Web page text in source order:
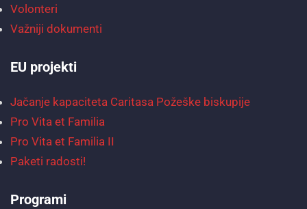
Volonteri
Važniji dokumenti
EU projekti
Jačanje kapaciteta Caritasa Požeške biskupije
Pro Vita et Familia
Pro Vita et Familia II
Paketi radosti!
Programi